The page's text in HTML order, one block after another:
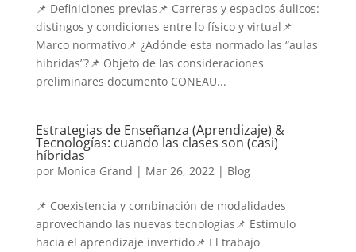
📌 Definiciones previas📌 Carreras y espacios áulicos:
distingos y condiciones entre lo físico y virtual📌
Marco normativo📌 ¿Adónde esta normado las “aulas
hibridas”?📌 Objeto de las consideraciones
preliminares documento CONEAU...
Estrategias de Enseñanza (Aprendizaje) &
Tecnologías: cuando las clases son (casi)
híbridas
por Monica Grand | Mar 26, 2022| Blog
📌 Coexistencia y combinación de modalidades
aprovechando las nuevas tecnologías📌 Estímulo
hacia el aprendizaje invertido📌 El trabajo